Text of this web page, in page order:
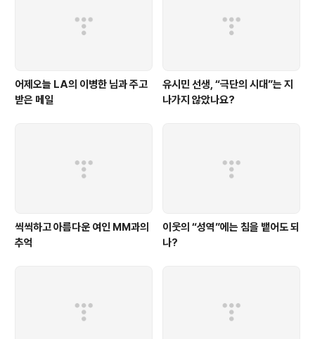
어제오늘 LA의 이병한 님과 주고
받은 메일
유시민 선생, “극단의 시대”는 지
나가지 않았나요?
씩씩하고 아름다운 여인 MM과의
추억
이웃의 “성역”에는 침을 뱉어도 되
나?